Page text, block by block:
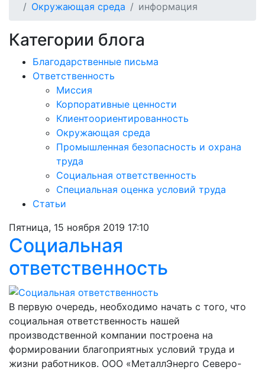
Окружающая среда
информация
Категории блога
Благодарственные письма
Ответственность
Миссия
Корпоративные ценности
Клиентоориентированность
Окружающая среда
Промышленная безопасность и охрана
труда
Социальная ответственность
Специальная оценка условий труда
Статьи
Пятница, 15 ноября 2019 17:10
Социальная
ответственность
В первую очередь, необходимо начать с того, что
социальная ответственность нашей
производственной компании построена на
формировании благоприятных условий труда и
жизни работников. ООО «МеталлЭнерго Северо-